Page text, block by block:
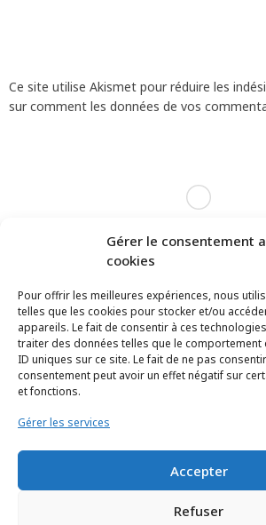
Gérer le consentement
cookies
Pour offrir les meilleures expériences, nous
telles que les cookies pour stocker et/ou
appareils. Le fait de consentir à ces
traiter des données telles que le comportement
ID uniques sur ce site. Le fait de ne pas
consentement peut avoir un effet négatif sur
et fonctions.
Gérer les services
Accepter
Refuser
Ce site utilise Akismet pour réduire les
sur comment les données de vos
TCHEYA © 2017 – www.tcheya.com |